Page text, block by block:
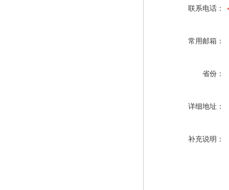
联系电话：
常用邮箱：
省份：
详细地址：
补充说明：